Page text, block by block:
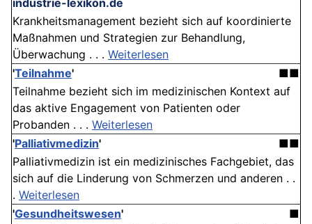
industrie-lexikon.de
Krankheitsmanagement bezieht sich auf koordinierte
Maßnahmen und Strategien zur Behandlung,
Überwachung . . . Weiterlesen
'Teilnahme'
■■
Teilnahme bezieht sich im medizinischen Kontext auf
das aktive Engagement von Patienten oder
Probanden . . . Weiterlesen
'Palliativmedizin'
■■
Palliativmedizin ist ein medizinisches Fachgebiet, das
sich auf die Linderung von Schmerzen und anderen . .
. Weiterlesen
'Gesundheitswesen'
■